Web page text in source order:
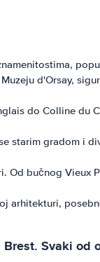
d'Orsay,
do Colline
starim gradom i
bučnog Vieux
arhitekturi,
Svaki od